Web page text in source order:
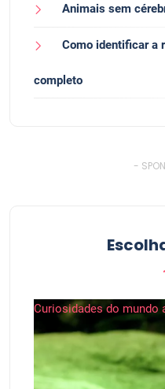
Animais sem
Como identificar a
completo
-
Curiosidades do mundo